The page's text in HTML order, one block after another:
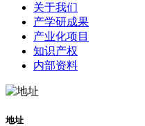
关于我们
产学研成果
产业化项目
知识产权
内部资料
地址